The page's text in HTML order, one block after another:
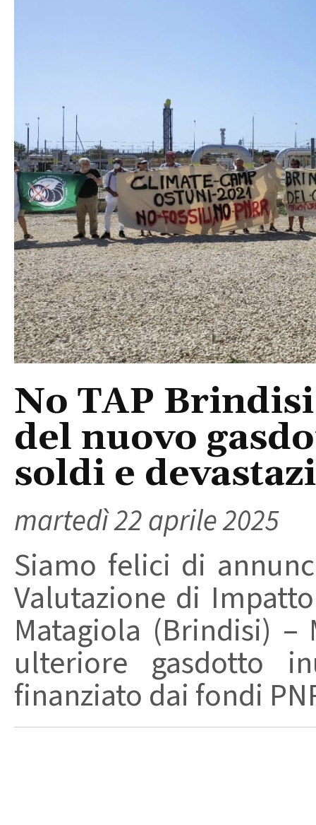
No TAP
del nuovo
soldi e
martedì 22 aprile 2025
Siamo felici di
Valutazione di
Matagiola (Brindisi)
ulteriore gasdotto
finanziato dai fondi